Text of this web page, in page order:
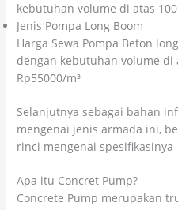
kebutuhan volume di atas
Jenis Pompa Long Boom
Harga Sewa Pompa Beton
dengan kebutuhan volume di
Rp55000/m³
Selanjutnya sebagai bahan
mengenai jenis armada ini,
rinci mengenai spesifikasinya
Apa itu Concret Pump?
Concrete Pump merupakan